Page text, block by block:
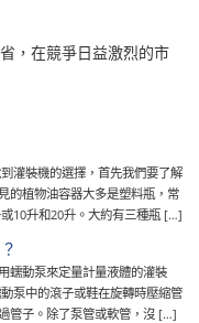
，在競爭日益激烈的市
灌裝機的選擇，首先我們要了解
的植物油容器大多是塑料瓶，常
10升和20升。大約有三種瓶 […]
蠕動泵來定量計量液體的灌裝
泵中的滾子或鞋在旋轉時壓縮管
管子。除了泵管或軟管，沒 […]